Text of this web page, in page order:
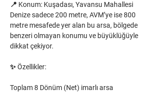
📍 Konum: Kuşadası, Yavansu Mahallesi
Denize sadece 200 metre, AVM’ye ise 800
metre mesafede yer alan bu arsa, bölgede
benzeri olmayan konumu ve büyüklüğüyle
dikkat çekiyor.
✨ Özellikler:
Toplam 8 Dönüm (Net) imarlı arsa